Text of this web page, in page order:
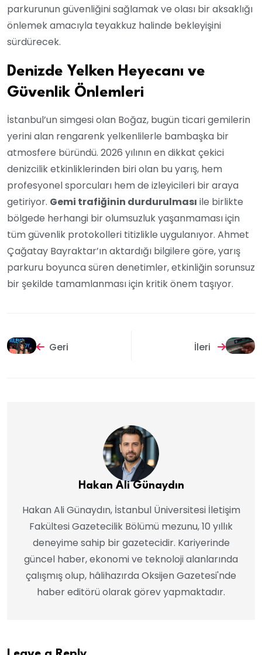
parkurunun güvenliğini sağlamak ve olası bir aksaklığı
önlemek amacıyla teyakkuz halinde bekleyişini
sürdürecek.
Denizde Yelken Heyecanı ve
Güvenlik Önlemleri
İstanbul’un simgesi olan Boğaz, bugün ticari gemilerin
yerini alan rengarenk yelkenlilerle bambaşka bir
atmosfere büründü. 2026 yılının en dikkat çekici
denizcilik etkinliklerinden biri olan bu yarış, hem
profesyonel sporcuları hem de izleyicileri bir araya
getiriyor. Gemi trafiğinin durdurulması ile birlikte
bölgede herhangi bir olumsuzluk yaşanmaması için
tüm güvenlik protokolleri titizlikle uygulanıyor. Ahmet
Çağatay Bayraktar’ın aktardığı bilgilere göre, yarış
parkuru boyunca süren denetimler, etkinliğin sorunsuz
bir şekilde tamamlanması için kritik önem taşıyor.
Geri İleri
Hakan Ali Günaydın
Hakan Ali Günaydın, İstanbul Üniversitesi İletişim
Fakültesi Gazetecilik Bölümü mezunu, 10 yıllık
deneyime sahip bir gazetecidir. Kariyerinde
güncel haber, ekonomi ve teknoloji alanlarında
çalışmış olup, hâlihazırda Oksijen Gazetesi'nde
haber editörü olarak görev yapmaktadır.